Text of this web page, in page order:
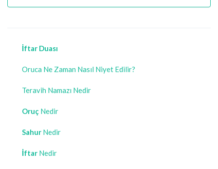
İftar Duası
Oruca Ne Zaman Nasıl Niyet Edilir?
Teravih Namazı Nedir
Oruç Nedir
Sahur Nedir
İftar Nedir